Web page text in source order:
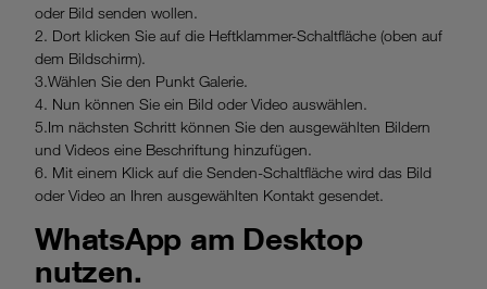
oder Bild senden wollen.
2. Dort klicken Sie auf die Heftklammer-Schaltfläche (oben auf
dem Bildschirm).
3.Wählen Sie den Punkt Galerie.
4. Nun können Sie ein Bild oder Video auswählen.
5.Im nächsten Schritt können Sie den ausgewählten Bildern
und Videos eine Beschriftung hinzufügen.
6. Mit einem Klick auf die Senden-Schaltfläche wird das Bild
oder Video an Ihren ausgewählten Kontakt gesendet.
WhatsApp am Desktop
nutzen.